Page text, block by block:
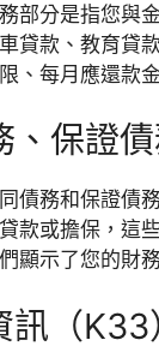
部分是指您與
貸款、教育貸
、每月應還款
、保證
債務和保證債
款或擔保，這
顯示了您的財
（K33